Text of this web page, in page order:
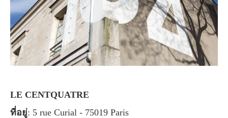
LE CENTQUATRE
ที่อยู่: 5 rue Curial - 75019 Paris